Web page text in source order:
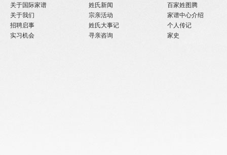
关于国际家谱
关于我们
招聘启事
实习机会
姓氏新闻
宗亲活动
姓氏大事记
寻亲咨询
百家姓图腾
家谱中心介绍
个人传记
家史